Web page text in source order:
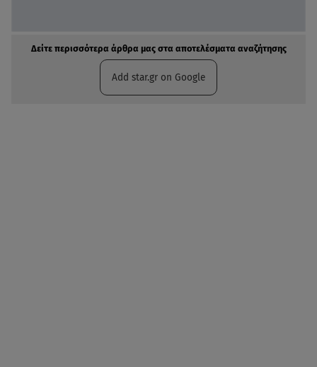
Δείτε περισσότερα άρθρα μας στα αποτελέσματα αναζήτησης
Add star.gr on Google